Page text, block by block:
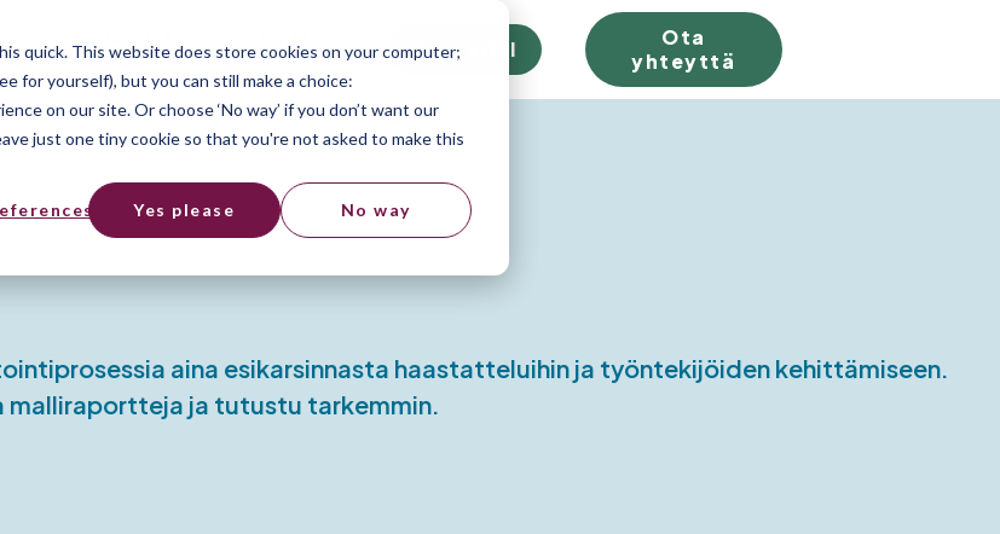
quick. This website does store cookies on your computer;
for yourself), but you can still make a choice:
on our site. Or choose ‘No way’ if you don’t want our
just one tiny cookie so that you're not asked to make this
Yes please No way
Free trial
Ota
yhteyttä
aina esikarsinnasta haastatteluihin ja työntekijöiden kehittämiseen.
malliraportteja ja tutustu tarkemmin.